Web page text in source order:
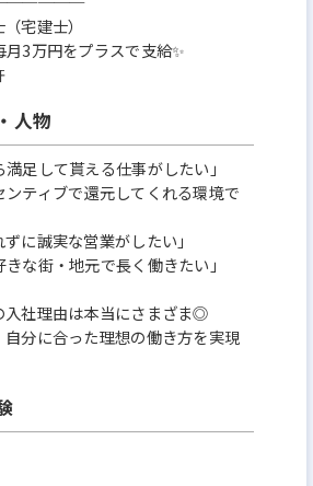
宅建士）
3万円をプラスで支給✨
人物
満足して貰える仕事がしたい」
ンティブで還元してくれる環境で
ずに誠実な営業がしたい」
きな街・地元で長く働きたい」
入社理由は本当にさまざま◎
自分に合った理想の働き方を実現